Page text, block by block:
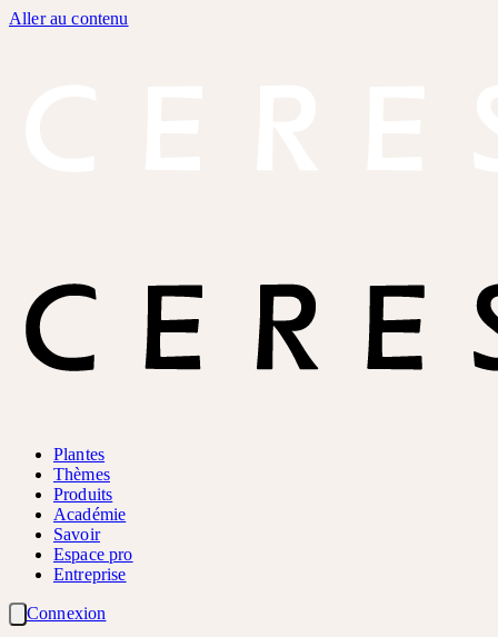
Aller au contenu
Plantes
Thèmes
Produits
Académie
Savoir
Espace pro
Entreprise
Connexion